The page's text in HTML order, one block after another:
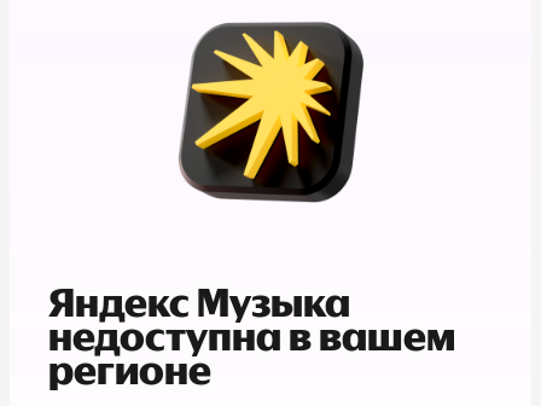
Яндекс Музыка
недоступна в вашем
регионе